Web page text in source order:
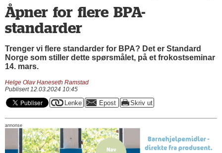
Åpner for flere BPA-
standarder
Trenger vi flere standarder for BPA? Det er Standard
Norge som stiller dette spørsmålet, på et frokostseminar
14. mars.
Helge Olav Haneseth Ramstad
Publisert 12.03.2024 10:45
annonse